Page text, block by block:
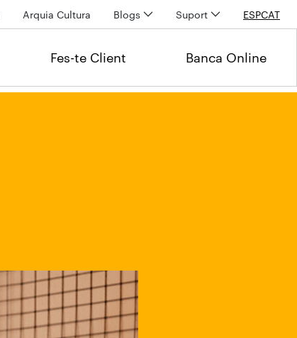
Arquia Cultura Blogs Suport ESPCAT
Fes-te Client Banca Online